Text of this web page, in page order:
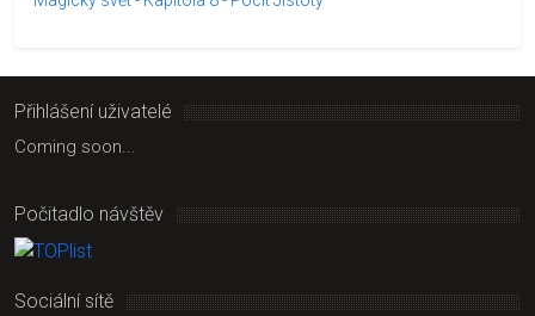
Přihlášení uživatelé
Coming soon...
Počitadlo návštěv
Sociální sítě